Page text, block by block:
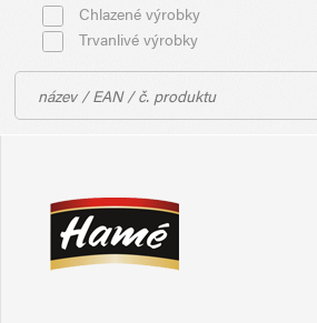
Chlazené výrobky
Trvanlivé výrobky